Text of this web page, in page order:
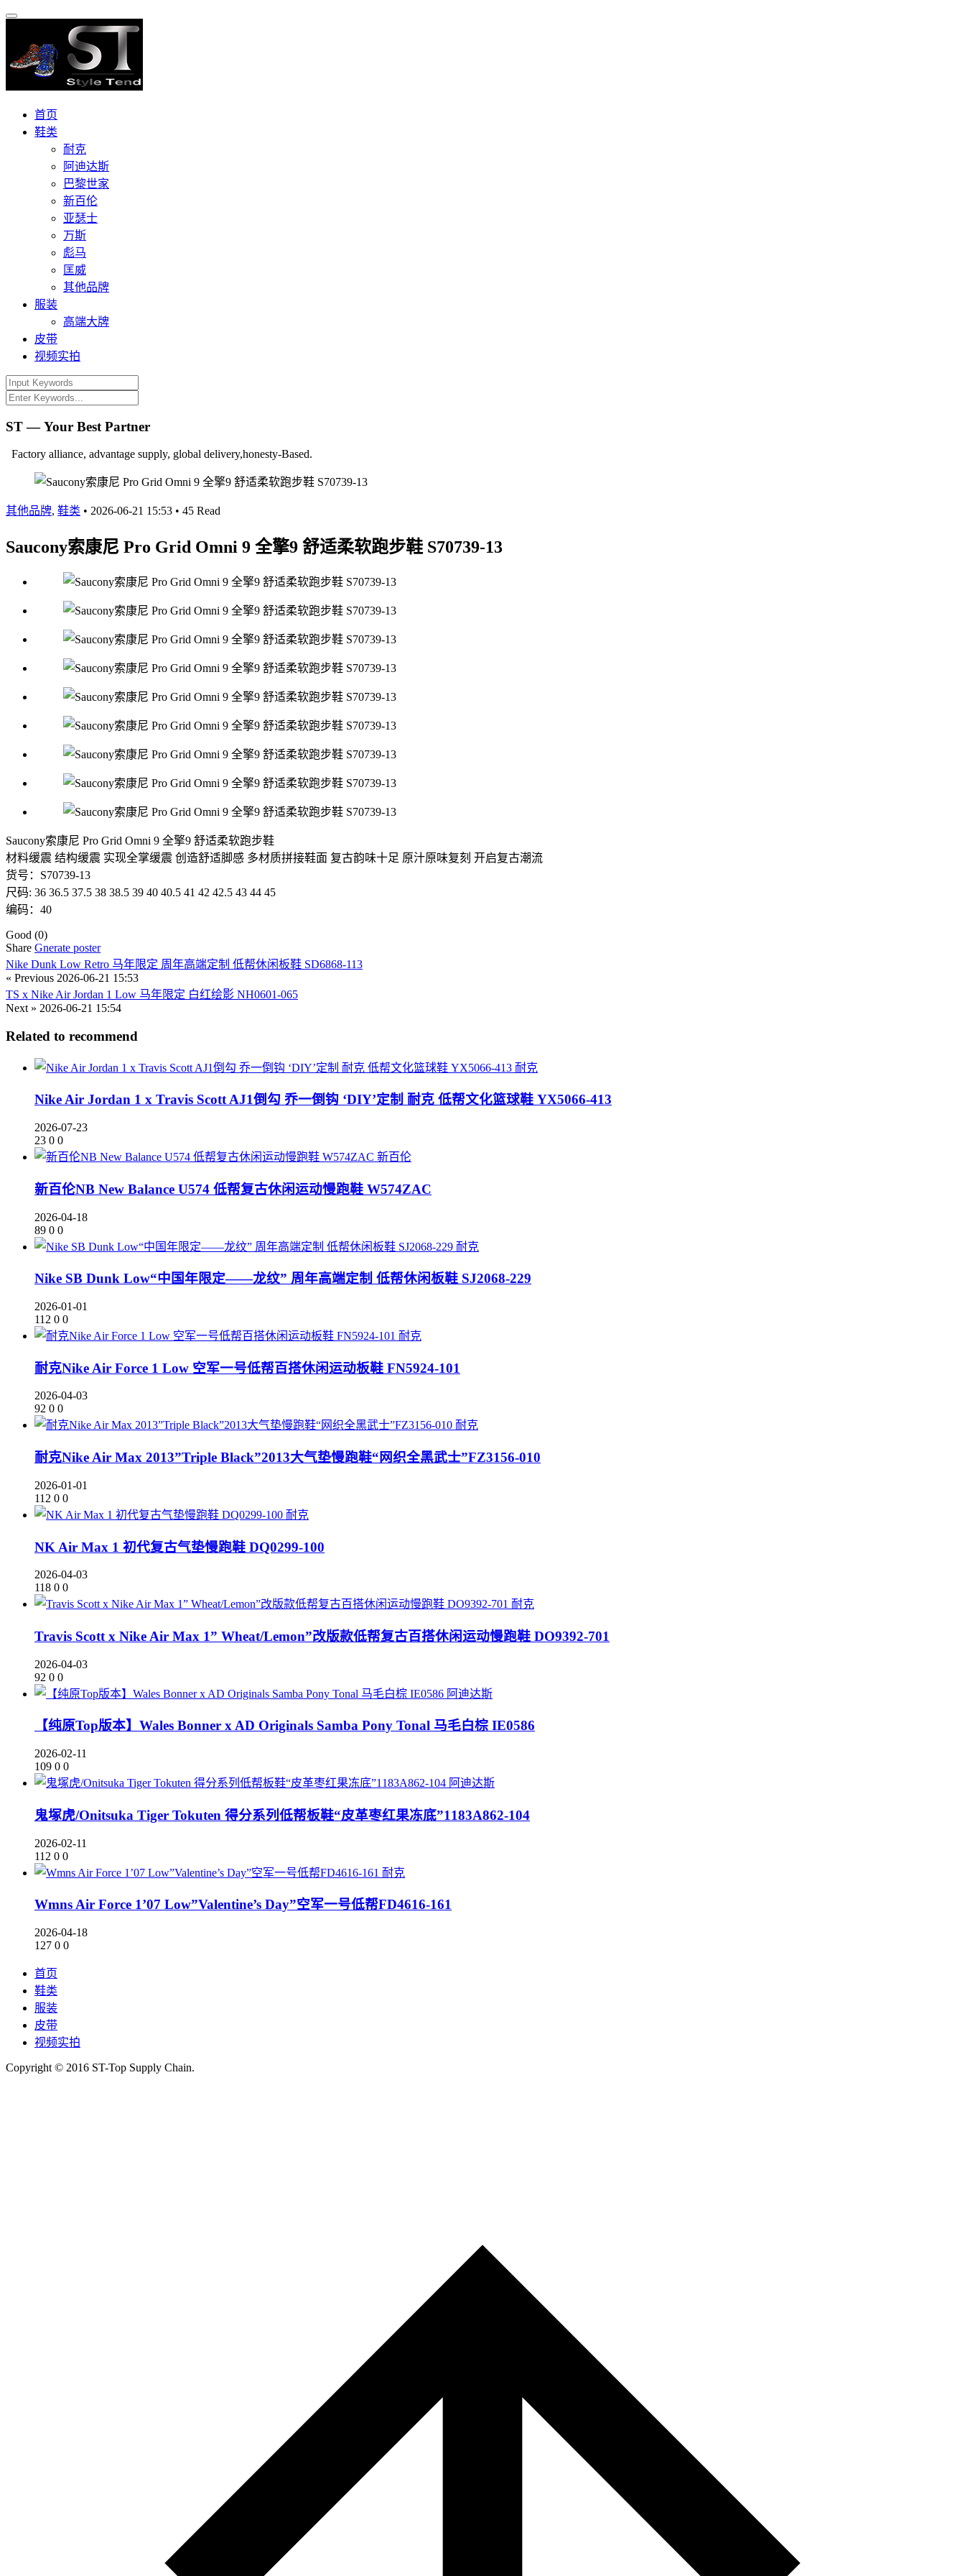
首页
鞋类
耐克
阿迪达斯
巴黎世家
新百伦
亚瑟士
万斯
彪马
匡威
其他品牌
服装
高端大牌
皮带
视频实拍
ST — Your Best Partner
Factory alliance, advantage supply, global delivery,honesty-Based.
其他品牌, 鞋类 • 2026-06-21 15:53 • 45 Read
Saucony索康尼 Pro Grid Omni 9 全擎9 舒适柔软跑步鞋 S70739-13
Saucony索康尼 Pro Grid Omni 9 全擎9 舒适柔软跑步鞋
材料缓震 结构缓震 实现全掌缓震 创造舒适脚感 多材质拼接鞋面 复古韵味十足 原汁原味复刻 开启复古潮流
货号：S70739-13
尺码: 36 36.5 37.5 38 38.5 39 40 40.5 41 42 42.5 43 44 45
编码：40
Good (0)
Share Gnerate poster
Nike Dunk Low Retro 马年限定 周年高端定制 低帮休闲板鞋 SD6868-113
« Previous 2026-06-21 15:53
TS x Nike Air Jordan 1 Low 马年限定 白红绘影 NH0601-065
Next » 2026-06-21 15:54
Related to recommend
耐克
Nike Air Jordan 1 x Travis Scott AJ1倒勾 乔一倒钩 ‘DIY’定制 耐克 低帮文化篮球鞋 YX5066-413
2026-07-23
23 0 0
新百伦
新百伦NB New Balance U574 低帮复古休闲运动慢跑鞋 W574ZAC
2026-04-18
89 0 0
耐克
Nike SB Dunk Low“中国年限定——龙纹” 周年高端定制 低帮休闲板鞋 SJ2068-229
2026-01-01
112 0 0
耐克
耐克Nike Air Force 1 Low 空军一号低帮百搭休闲运动板鞋 FN5924-101
2026-04-03
92 0 0
耐克
耐克Nike Air Max 2013”Triple Black”2013大气垫慢跑鞋“网织全黑武士”FZ3156-010
2026-01-01
112 0 0
耐克
NK Air Max 1 初代复古气垫慢跑鞋 DQ0299-100
2026-04-03
118 0 0
耐克
Travis Scott x Nike Air Max 1” Wheat/Lemon”改版款低帮复古百搭休闲运动慢跑鞋 DO9392-701
2026-04-03
92 0 0
阿迪达斯
【纯原Top版本】Wales Bonner x AD Originals Samba Pony Tonal 马毛白棕 IE0586
2026-02-11
109 0 0
阿迪达斯
鬼塚虎/Onitsuka Tiger Tokuten 得分系列低帮板鞋“皮革枣红果冻底”1183A862-104
2026-02-11
112 0 0
耐克
Wmns Air Force 1’07 Low”Valentine’s Day”空军一号低帮FD4616-161
2026-04-18
127 0 0
首页
鞋类
服装
皮带
视频实拍
Copyright © 2016 ST-Top Supply Chain.